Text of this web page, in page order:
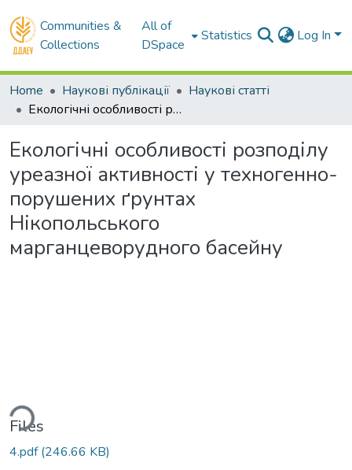
Communities &
Collections
All of
DSpace
Statistics Log In
Home Наукові публікації
Наукові статті
Екологічні особливості розподілу уреазної активності у техногенно-порушених ґрунтах Нікопольського марганцеворудного басейну
Екологічні особливості розподілу
уреазної активності у техногенно-
порушених ґрунтах
Нікопольського
марганцеворудного басейну
Loading...
Files
4.pdf(246.66 KB)